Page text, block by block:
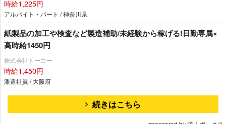
時給1,225円
アルバイト・パート / 神奈川県
紙製品の加工や検査など製造補助/未経験から稼げる!日勤専属×
高時給1450円
株式会社トーコー
時給1,450円
派遣社員 / 大阪府
続きはこちら